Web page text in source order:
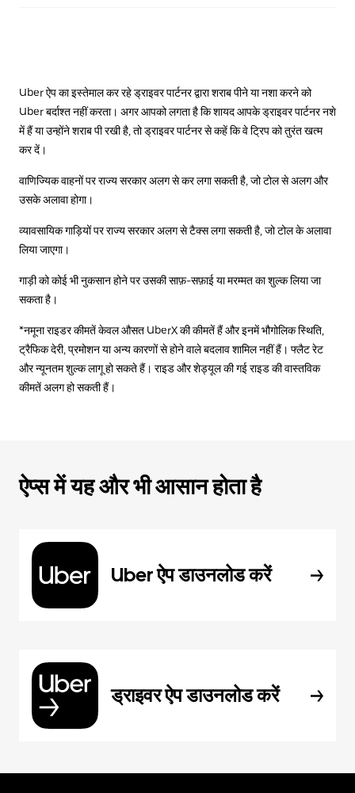
Uber ऐप का इस्तेमाल कर रहे ड्राइवर पार्टनर द्वारा शराब पीने या नशा करने को
Uber बर्दाश्त नहीं करता। अगर आपको लगता है कि शायद आपके ड्राइवर पार्टनर नशे
में हैं या उन्होंने शराब पी रखी है, तो ड्राइवर पार्टनर से कहें कि वे ट्रिप को तुरंत खत्म
कर दें।
वाणिज्यिक वाहनों पर राज्य सरकार अलग से कर लगा सकती है, जो टोल से अलग और
उसके अलावा होगा।
व्यावसायिक गाड़ियों पर राज्य सरकार अलग से टैक्स लगा सकती है, जो टोल के अलावा
लिया जाएगा।
गाड़ी को कोई भी नुकसान होने पर उसकी साफ़-सफ़ाई या मरम्मत का शुल्क लिया जा
सकता है।
*नमूना राइडर कीमतें केवल औसत UberX की कीमतें हैं और इनमें भौगोलिक स्थिति,
ट्रैफिक देरी, प्रमोशन या अन्य कारणों से होने वाले बदलाव शामिल नहीं हैं। फ्लैट रेट
और न्यूनतम शुल्क लागू हो सकते हैं। राइड और शेड्यूल की गई राइड की वास्तविक
कीमतें अलग हो सकती हैं।
ऐप्स में यह और भी आसान होता है
Uber ऐप डाउनलोड करें
ड्राइवर ऐप डाउनलोड करें